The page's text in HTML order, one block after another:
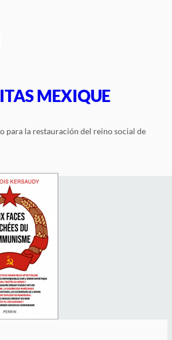
MEXIQUE
para la restauración del reino social de